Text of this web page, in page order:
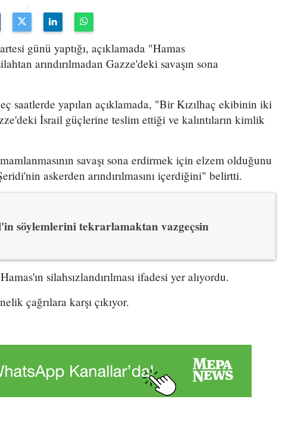
günü yaptığı, açıklamada "Hamas
arındırılmadan Gazze'deki savaşın sona
saatlerde yapılan açıklamada, "Bir Kızılhaç ekibinin iki
İsrail güçlerine teslim ettiği ve kalıntıların kimlik
savaşı sona erdirmek için elzem olduğunu
askerden arındırılmasını içerdiğini" belirtti.
söylemlerini tekrarlamaktan vazgeçsin
silahsızlandırılması ifadesi yer alıyordu.
çağrılara karşı çıkıyor.